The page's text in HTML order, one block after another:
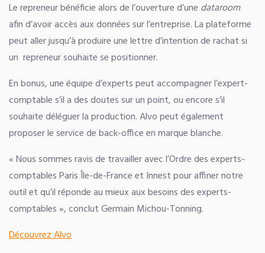
Le repreneur bénéficie alors de l’ouverture d’une dataroom
afin d’avoir accès aux données sur l’entreprise. La plateforme
peut aller jusqu’à produire une lettre d’intention de rachat si
un repreneur souhaite se positionner.
En bonus, une équipe d’experts peut accompagner l’expert-
comptable s’il a des doutes sur un point, ou encore s’il
souhaite déléguer la production. Alvo peut également
proposer le service de back-office en marque blanche.
« Nous sommes ravis de travailler avec l’Ordre des experts-
comptables Paris Île-de-France et Innest pour affiner notre
outil et qu’il réponde au mieux aux besoins des experts-
comptables », conclut Germain Michou-Tonning.
Découvrez Alvo